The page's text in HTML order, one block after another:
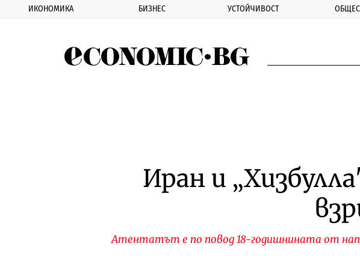
ИКОНОМИКА БИЗНЕС УСТОЙЧИВОСТ
Иран и
Атентатът е по повод 18-годишнината от